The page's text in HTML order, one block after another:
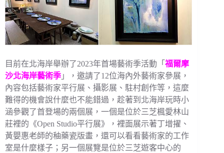
目前在北海岸舉辦了2023年首場藝術季活動「 福爾摩
沙北海岸藝術季 」，邀請了12位海內外藝術家參展，
內容包括藝術家平行展、攝影展、駐村創作等，這麼
難得的機會說什麼也不能錯過，趁著到北海岸玩時小
涵參觀了首登場的兩個展，一個是位於三芝楓愛林山
莊裡的《Open Studio平行展》，裡面展示著丁增擢、
黃嬰惠老師的秞藥瓷版畫，還可以看看藝術家的工作
室是什麼樣子；另一個展覽是位於三芝遊客中心的